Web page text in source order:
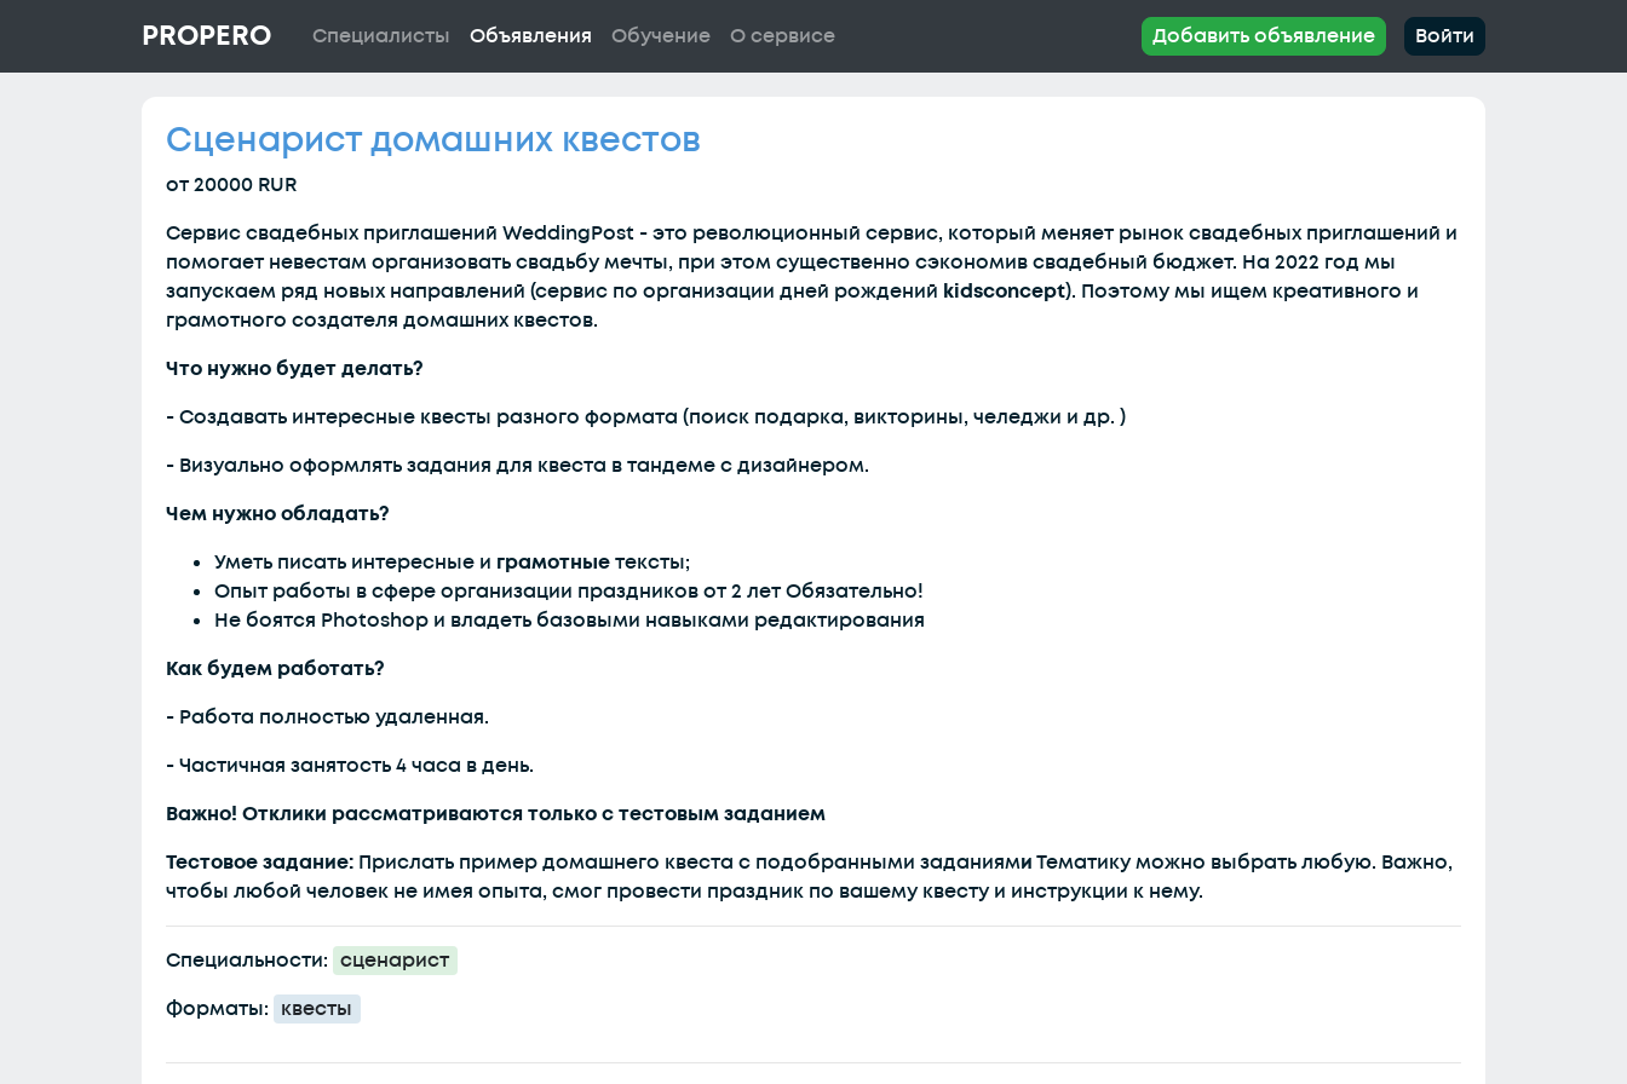
PROPERO Специалисты Объявления Обучение О сервисе Добавить объявление Войти
Сценарист домашних квестов
от 20000 RUR
Сервис свадебных приглашений WeddingPost - это революционный сервис, который меняет рынок свадебных приглашений и
помогает невестам организовать свадьбу мечты, при этом существенно сэкономив свадебный бюджет. На 2022 год мы
запускаем ряд новых направлений (сервис по организации дней рождений kidsconcept). Поэтому мы ищем креативного и
грамотного создателя домашних квестов.
Что нужно будет делать?
- Создавать интересные квесты разного формата (поиск подарка, викторины, челеджи и др. )
- Визуально оформлять задания для квеста в тандеме с дизайнером.
Чем нужно обладать?
Уметь писать интересные и грамотныетексты;
Опыт работы в сфере организации праздников от 2 лет Обязательно!
Не боятся Photoshop и владеть базовыми навыками редактирования
Как будем работать?
- Работа полностью удаленная.
- Частичная занятость 4 часа в день.
Важно! Отклики рассматриваются только с тестовым заданием
Тестовое задание: Прислать пример домашнего квеста с подобранными заданиямиТематику можно выбрать любую. Важно,
чтобы любой человек не имея опыта, смог провести праздник по вашему квесту и инструкции к нему.
Специальности: сценарист
Форматы: квесты